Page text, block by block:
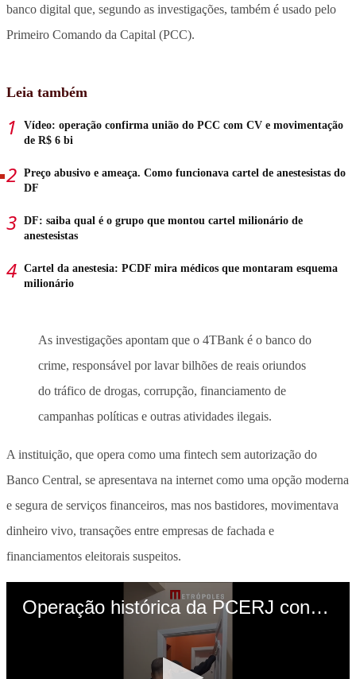
banco digital que, segundo as investigações, também é usado pelo
Primeiro Comando da Capital (PCC).
Leia também
Vídeo: operação confirma união do PCC com CV e movimentação
de R$ 6 bi
Preço abusivo e ameaça. Como funcionava cartel de anestesistas do
DF
DF: saiba qual é o grupo que montou cartel milionário de
anestesistas
Cartel da anestesia: PCDF mira médicos que montaram esquema
milionário
As investigações apontam que o 4TBank é o banco do
crime, responsável por lavar bilhões de reais oriundos
do tráfico de drogas, corrupção, financiamento de
campanhas políticas e outras atividades ilegais.
A instituição, que opera como uma fintech sem autorização do
Banco Central, se apresentava na internet como uma opção moderna
e segura de serviços financeiros, mas nos bastidores, movimentava
dinheiro vivo, transações entre empresas de fachada e
financiamentos eleitorais suspeitos.